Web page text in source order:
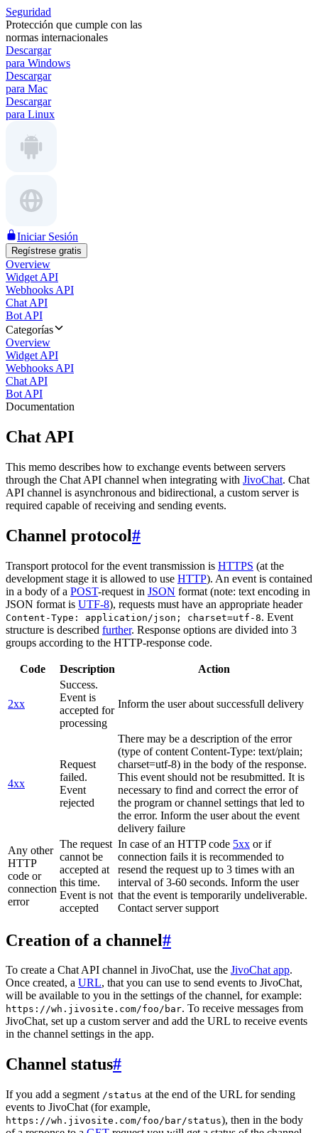
Seguridad
Protección que cumple con las
normas internacionales
Descargar
para Windows
Descargar
para Mac
Descargar
para Linux
Iniciar Sesión
Regístrese gratis
Overview
Widget API
Webhooks API
Chat API
Bot API
Categorías
Overview
Widget API
Webhooks API
Chat API
Bot API
Documentation
Chat API
This memo describes how to exchange events between servers
through the Chat API channel when integrating with JivoChat. Chat
API channel is asynchronous and bidirectional, a custom server is
required capable of receiving and sending events.
Channel protocol#
Transport protocol for the event transmission is HTTPS (at the
development stage it is allowed to use HTTP). An event is contained
in a body of a POST-request in JSON format (note: text encoding in
JSON format is UTF-8), requests must have an appropriate header
Content-Type: application/json; charset=utf-8. Event
structure is described further. Response options are divided into 3
groups according to the HTTP-response code.
Code Description Action
2xx
Success.
Event is
accepted for
processing
Inform the user about successfull delivery
4xx
Request
failed.
Event
rejected
There may be a description of the error
(type of content Content-Type: text/plain;
charset=utf-8) in the body of the response.
This event should not be resubmitted. It is
necessary to find and correct the error of
the program or channel settings that led to
the error. Inform the user about the event
delivery failure
Any other
HTTP
code or
connection
error
The request
cannot be
accepted at
this time.
Event is not
accepted
In case of an HTTP code 5xx or if
connection fails it is recommended to
resend the request up to 3 times with an
interval of 3-60 seconds. Inform the user
that the event is temporarily undeliverable.
Contact server support
Creation of a channel#
To create a Chat API channel in JivoChat, use the JivoChat app.
Once created, a URL, that you can use to send events to JivoChat,
will be available to you in the settings of the channel, for example:
https://wh.jivosite.com/foo/bar. To receive messages from
JivoChat, set up a custom server and add the URL to receive events
in the channel settings in the app.
Channel status#
If you add a segment /status at the end of the URL for sending
events to JivoChat (for example,
https://wh.jivosite.com/foo/bar/status), then in the body